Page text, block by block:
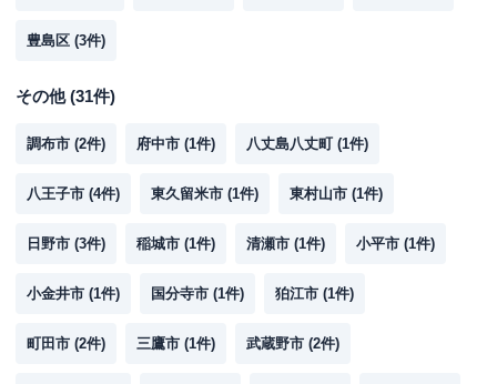
豊島区 (3件)
その他(31件)
調布市 (2件) 府中市 (1件) 八丈島八丈町 (1件)
八王子市 (4件) 東久留米市 (1件) 東村山市 (1件)
日野市 (3件) 稲城市 (1件) 清瀬市 (1件) 小平市 (1件)
小金井市 (1件) 国分寺市 (1件) 狛江市 (1件)
町田市 (2件) 三鷹市 (1件) 武蔵野市 (2件)